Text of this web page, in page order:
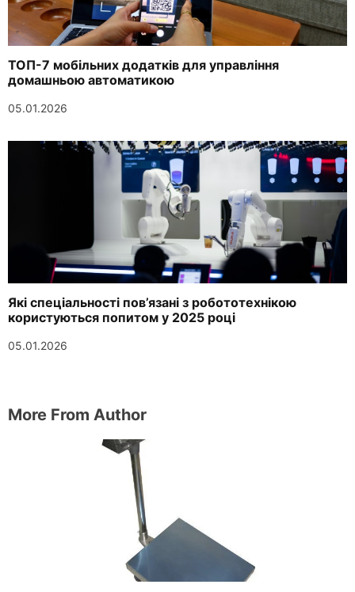
ТОП-7 мобільних додатків для управління
домашньою автоматикою
05.01.2026
Які спеціальності пов’язані з робототехнікою
користуються попитом у 2025 році
05.01.2026
More From Author